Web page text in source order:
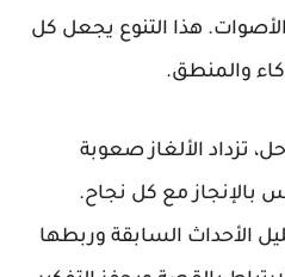
هذا التنوع يجعل كل
والمنطق.
تزداد الألغاز صعوبة
مع كل نجاح.
الأحداث السابقة وربطها